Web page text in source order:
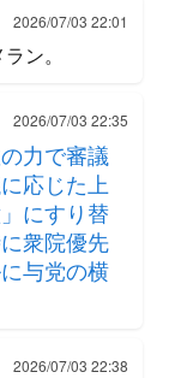
2026/07/03 22:01
ン。
2026/07/03 22:35
力で審議
応じた上
にすり替
衆院優先
与党の横
2026/07/03 22:38